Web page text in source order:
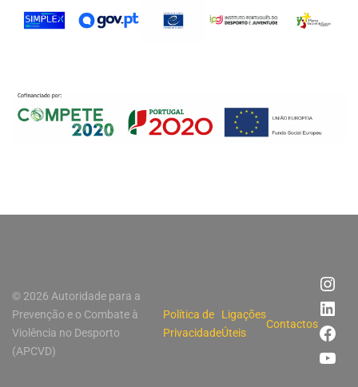
© 2026 Autoridade para a
Prevenção e o Combate à
Violência no Desporto
(APCVD)
Política de
Privacidade
Ligações
Úteis
Contactos